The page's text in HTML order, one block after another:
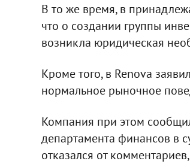
В то же время, в
что о создании группы
возникла юридическая
Кроме того, в Renova
нормальное рыночное
Компания при этом
департамента финансов в
отказался от